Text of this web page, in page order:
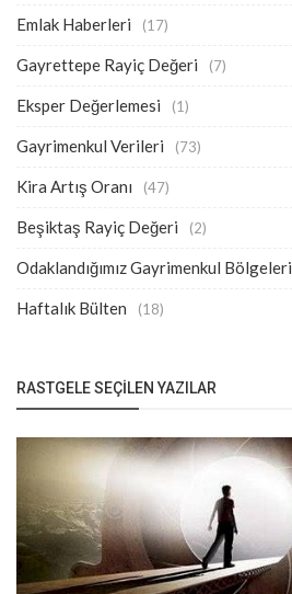
Emlak Haberleri (17)
Gayrettepe Rayiç Değeri (7)
Eksper Değerlemesi (1)
Gayrimenkul Verileri (73)
Kira Artış Oranı (47)
Beşiktaş Rayiç Değeri (2)
Odaklandığımız Gayrimenkul Bölgeleri
Haftalık Bülten (18)
RASTGELE SEÇILEN YAZILAR